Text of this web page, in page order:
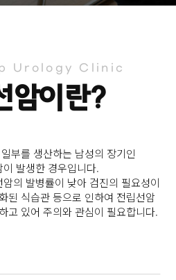
Urology Clinic
암이란?
부를 생산하는 남성의 장기인
발생한 경우입니다.
의 발병률이 낮아 검진의 필요성이
된 식습관 등으로 인하여 전립선암
고 있어 주의와 관심이 필요합니다.